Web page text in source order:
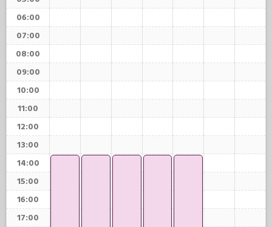
06:00
07:00
08:00
09:00
10:00
11:00
12:00
13:00
14:00
15:00
16:00
17:00